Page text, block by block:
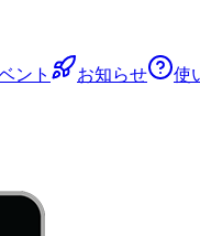
ント お知らせ 使